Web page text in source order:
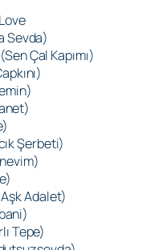
Sevda)
Çal Kapımı)
Şerbeti)
Adalet)
Tepe)